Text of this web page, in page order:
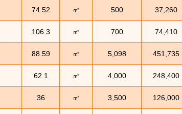
74.52 ㎡ 500 37,260
106.3 ㎡ 700 74,410
88.59 ㎡ 5,098 451,735
62.1 ㎡ 4,000 248,400
36 ㎥ 3,500 126,000